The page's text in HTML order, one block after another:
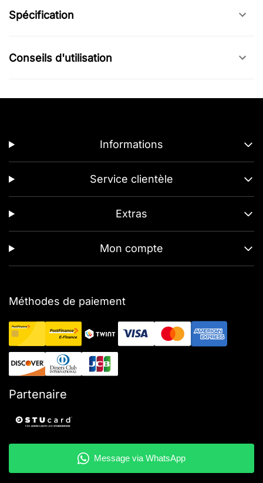
Spécification
Conseils d'utilisation
Informations
Service clientèle
Extras
Mon compte
Méthodes de paiement
Partenaire